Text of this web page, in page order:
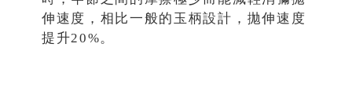
伸速度，相比一般的玉柄設計，拋伸速度
提升20%。